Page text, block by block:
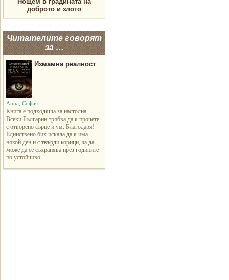
доброто и злото
Читателите говорят
за …
Измамна реалност
Anna, София:
Книга е подходяща за настолна.
Всеки Българин трябва да я прочете
с отворено сърце и ум. Благодаря!
Единствено бих искала да я има
някой ден и с твърди корици, за да
може да се съхранява през годините
по устойчиво.